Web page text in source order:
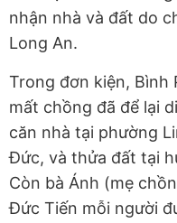
nhận nhà và đất do
Long An.
Trong đơn kiện, Bình
mất chồng đã để lại
căn nhà tại phường
Đức, và thửa đất tại
Còn bà Ánh (mẹ
Đức Tiến mỗi người